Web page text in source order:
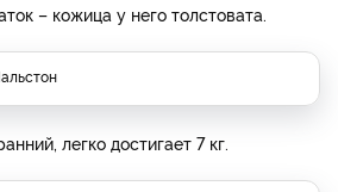
– кожица у него толстовата.
легко достигает 7 кг.